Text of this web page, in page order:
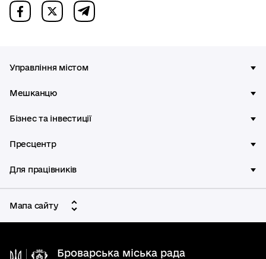
Управління містом
Мешканцю
Бізнес та інвестиції
Пресцентр
Для працівників
Мапа сайту
Броварська міська рада